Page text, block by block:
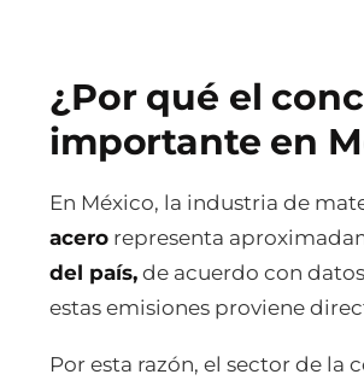
¿Por qué el
importante en
En México, la industria de
acero representa
del país, de acuerdo con
estas emisiones proviene
Por esta razón, el sector de